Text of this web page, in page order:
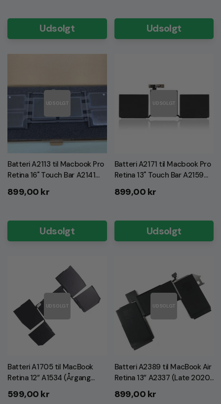
Udsolgt Udsolgt
UDSOLGT
Batteri A2113 til Macbook Pro
Retina 16" Touch Bar A2141
(Årgang 2019) (INCL GRATIS
VÆRKTØJ!)
Normalpris
899,00 kr
Udsolgt
UDSOLGT
Batteri A2171 til Macbook Pro
Retina 13" Touch Bar A2159
(Årgang 2019) (INCL GRATIS
VÆRKTØJ!)
Normalpris
899,00 kr
Udsolgt
UDSOLGT
Batteri A1705 til MacBook
Retina 12” A1534 (Årgang
2016 - 2017) (INCL GRATIS
VÆRKTØJ!)
Normalpris
599,00 kr
UDSOLGT
Batteri A2389 til MacBook Air
Retina 13” A2337 (Late 2020)
(INCL GRATIS VÆRKTØJ!)
Normalpris
899,00 kr